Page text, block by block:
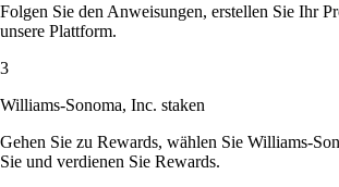
Folgen Sie den Anweisungen, erstellen Sie Ihr
unsere Plattform.
3
Williams-Sonoma, Inc. staken
Gehen Sie zu Rewards, wählen Sie Williams-
Sie und verdienen Sie Rewards.